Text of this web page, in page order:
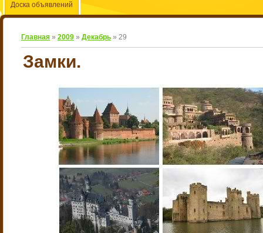
Доска объявлений
Главная » 2009 » Декабрь » 29
Замки.